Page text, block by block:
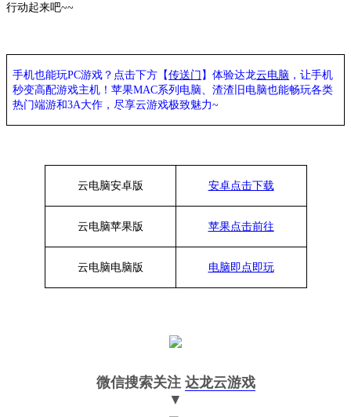
行动起来吧~~
手机也能玩PC游戏？点击下方【传送门 】体验达龙云电脑 ，让手机
秒变高配游戏主机 ！苹果MAC系列电脑、渣渣旧电脑也能畅玩各类
热门端游和3A大作， 尽享云游戏极致魅力~
云电脑安卓版 安卓点击下载
云电脑苹果版 苹果点击前往
云电脑电脑版 电脑即点即玩
微信搜索关注 达龙云游戏
▼